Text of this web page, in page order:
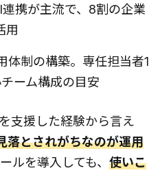
携が主流で、8割の企業
用
体制の構築。専任担当者1
ーム構成の目安
支援した経験から言え
落とされがちなのが運用
ルを導入しても、 使いこ